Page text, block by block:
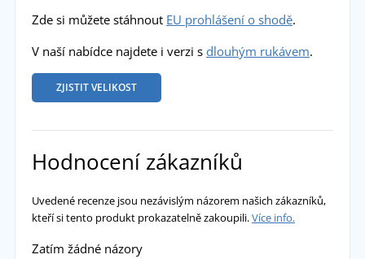
Zde si můžete stáhnout EU prohlášení o shodě.
V naší nabídce najdete i verzi s dlouhým rukávem.
ZJISTIT VELIKOST
Hodnocení zákazníků
Uvedené recenze jsou nezávislým názorem našich zákazníků,
kteří si tento produkt prokazatelně zakoupili.Více info.
Zatím žádné názory